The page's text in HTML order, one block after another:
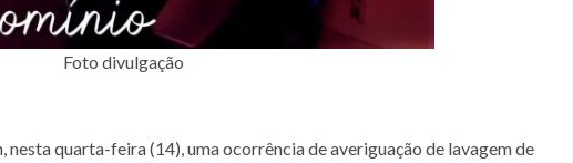
Foto divulgação
quarta-feira (14), uma ocorrência de averiguação de lavagem de